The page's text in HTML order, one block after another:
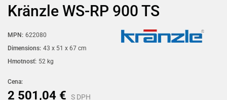
Kränzle WS-RP 900 TS
MPN: 622080
Dimensions: 43 x 51 x 67 cm
Hmotnosť: 52 kg
Cena:
2 501,04 € S DPH